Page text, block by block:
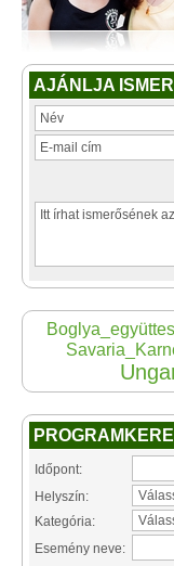
AJÁNLJA
Boglya_együttes
Időpont:
Helyszín:
Kategória:
Esemény neve: